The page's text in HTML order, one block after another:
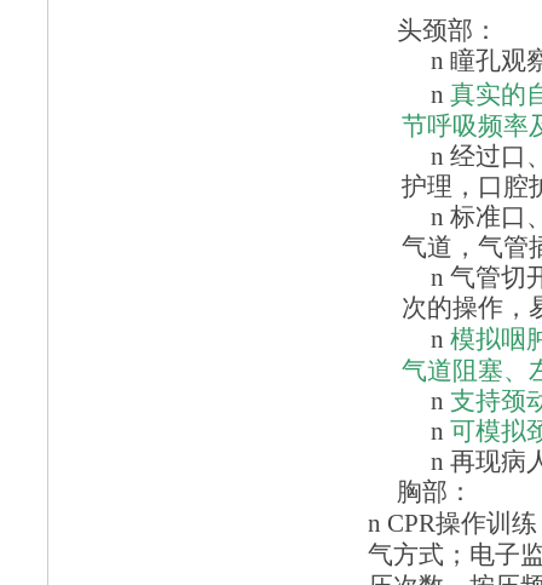
头颈部：
n 瞳孔观
n 真实的
节呼吸频率
n 经过口
护理，口腔
n 标准口
气道，气管
n 气管切
次的操作，
n 模拟咽
气道阻塞、
n 支持颈
n 可模拟
n 再现病
胸部：
n CPR操作训
气方式；电子